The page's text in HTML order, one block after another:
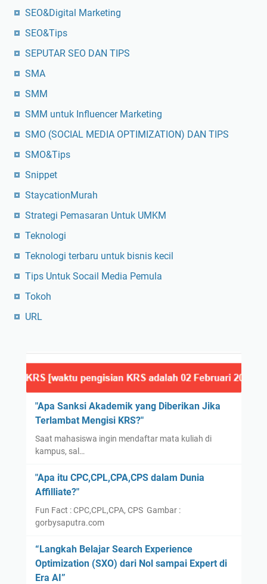
SEO&Digital Marketing
SEO&Tips
SEPUTAR SEO DAN TIPS
SMA
SMM
SMM untuk Influencer Marketing
SMO (SOCIAL MEDIA OPTIMIZATION) DAN TIPS
SMO&Tips
Snippet
StaycationMurah
Strategi Pemasaran Untuk UMKM
Teknologi
Teknologi terbaru untuk bisnis kecil
Tips Untuk Socail Media Pemula
Tokoh
URL
"Apa Sanksi Akademik yang Diberikan Jika
Terlambat Mengisi KRS?"
Saat mahasiswa ingin mendaftar mata kuliah di
kampus, sal…
"Apa itu CPC,CPL,CPA,CPS dalam Dunia
Affilliate?"
Fun Fact : CPC,CPL,CPA, CPS Gambar :
gorbysaputra.com
“Langkah Belajar Search Experience
Optimization (SXO) dari Nol sampai Expert di
Era AI”